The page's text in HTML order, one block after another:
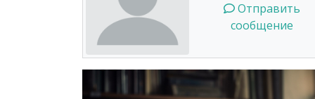
Отправить
сообщение